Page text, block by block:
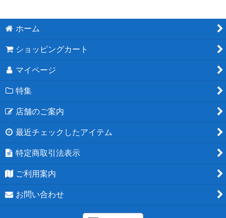
ホーム
ショッピングカート
マイページ
特集
店舗のご案内
最近チェックしたアイテム
特定商取引法表示
ご利用案内
お問い合わせ